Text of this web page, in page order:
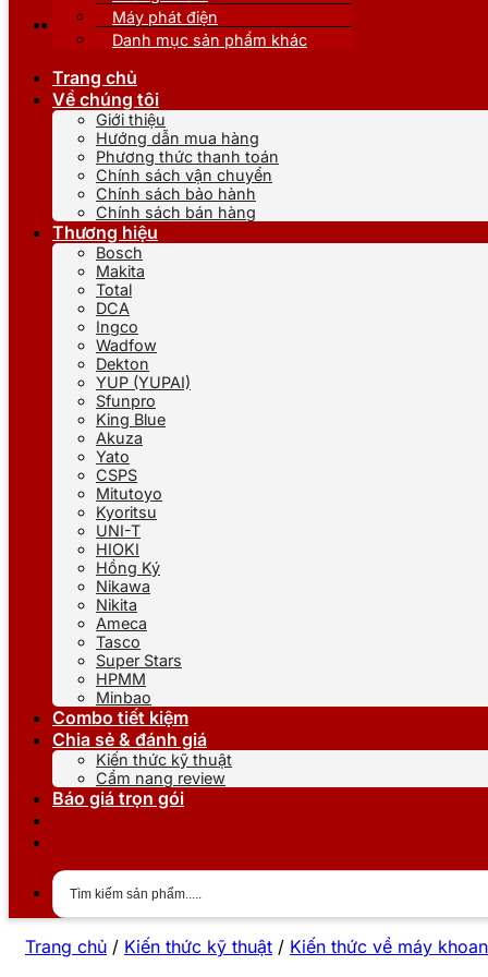
Máy phát điện
Danh mục sản phẩm khác
Trang chủ
Về chúng tôi
Giới thiệu
Hướng dẫn mua hàng
Phương thức thanh toán
Chính sách vận chuyển
Chính sách bảo hành
Chính sách bán hàng
Thương hiệu
Bosch
Makita
Total
DCA
Ingco
Wadfow
Dekton
YUP (YUPAI)
Sfunpro
King Blue
Akuza
Yato
CSPS
Mitutoyo
Kyoritsu
UNI-T
HIOKI
Hồng Ký
Nikawa
Nikita
Ameca
Tasco
Super Stars
HPMM
Minbao
Combo tiết kiệm
Chia sẻ & đánh giá
Kiến thức kỹ thuật
Cẩm nang review
Báo giá trọn gói
Trang chủ / Kiến thức kỹ thuật / Kiến thức về máy khoan